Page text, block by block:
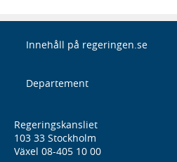
Innehåll på regeringen.se
Departement
Regeringskansliet
103 33 Stockholm
Växel 08-405 10 00